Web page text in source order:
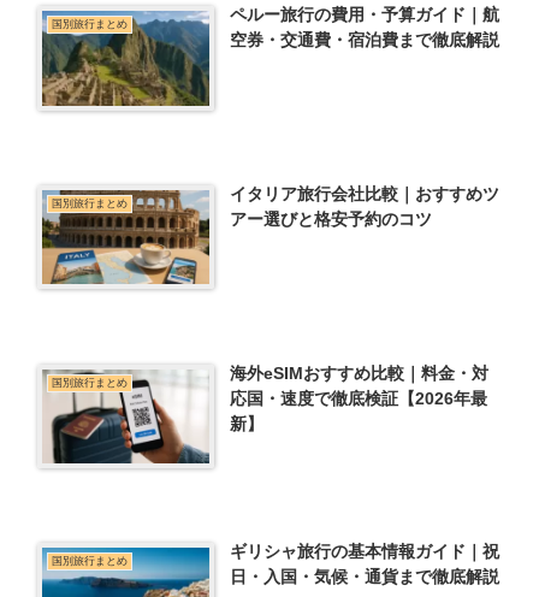
国別旅行まとめ
ペルー旅行の費用・予算ガイド｜航
空券・交通費・宿泊費まで徹底解説
国別旅行まとめ
イタリア旅行会社比較｜おすすめツ
アー選びと格安予約のコツ
国別旅行まとめ
海外eSIMおすすめ比較｜料金・対
応国・速度で徹底検証【2026年最
新】
国別旅行まとめ
ギリシャ旅行の基本情報ガイド｜祝
日・入国・気候・通貨まで徹底解説